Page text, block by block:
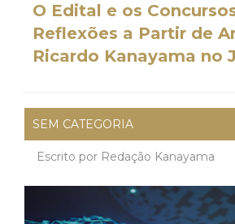
O Edital e os
Reflexões a Partir de
Ricardo Kanayama no
SEM CATEGORIA
Escrito por Redação Kanayama